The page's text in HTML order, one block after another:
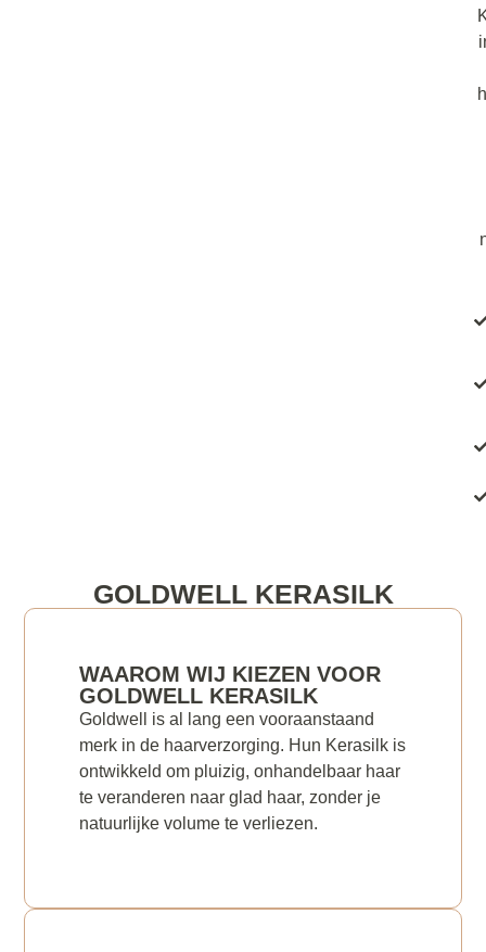
GOLDWELL KERASILK
WAAROM WIJ KIEZEN VOOR
GOLDWELL KERASILK
Goldwell is al lang een vooraanstaand
merk in de haarverzorging. Hun Kerasilk is
ontwikkeld om pluizig, onhandelbaar haar
te veranderen naar glad haar, zonder je
natuurlijke volume te verliezen.